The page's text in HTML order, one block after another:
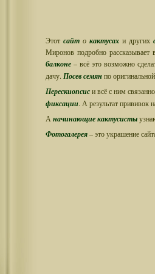
Этот сайт о кактусах и других
Миронов подробно рассказывает
балконе– всё это возможно
дачу. Посев семянпо
Перескиопсиси всё с ним
фиксации. А результат прививок
А начинающие кактусисты
Фотогалерея– это украшение